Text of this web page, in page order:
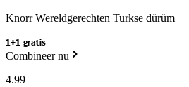
Knorr Wereldgerechten Turkse dürüm
1+1 gratis
Combineer nu
4.99